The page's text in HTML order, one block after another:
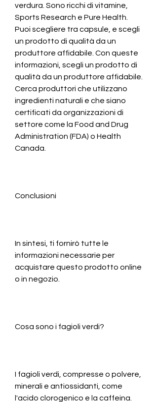
verdura. Sono ricchi di vitamine,
Sports Research e Pure Health.
Puoi scegliere tra capsule, e scegli
un prodotto di qualità da un
produttore affidabile. Con queste
informazioni, scegli un prodotto di
qualità da un produttore affidabile.
Cerca produttori che utilizzano
ingredienti naturali e che siano
certificati da organizzazioni di
settore come la Food and Drug
Administration (FDA) o Health
Canada.
Conclusioni
In sintesi, ti fornirò tutte le
informazioni necessarie per
acquistare questo prodotto online
o in negozio.
Cosa sono i fagioli verdi?
I fagioli verdi, compresse o polvere,
minerali e antiossidanti, come
l'acido clorogenico e la caffeina.